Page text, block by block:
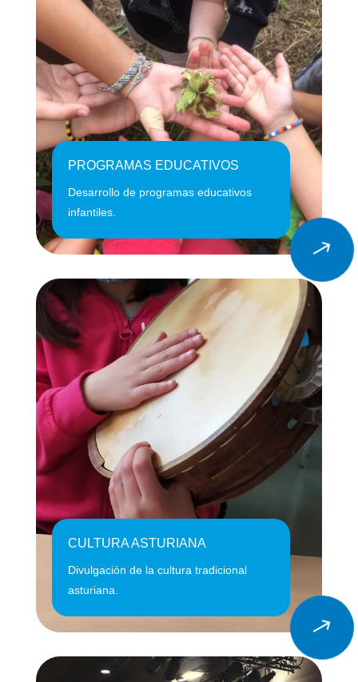
$
PROGRAMAS EDUCATIVOS
Desarrollo de programas educativos
infantiles.
$
CULTURA ASTURIANA
Divulgación de la cultura tradicional
asturiana.